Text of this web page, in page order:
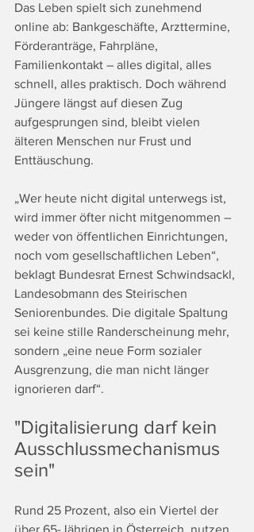
Das Leben spielt sich zunehmend
online ab: Bankgeschäfte, Arzttermine,
Förderanträge, Fahrpläne,
Familienkontakt – alles digital, alles
schnell, alles praktisch. Doch während
Jüngere längst auf diesen Zug
aufgesprungen sind, bleibt vielen
älteren Menschen nur Frust und
Enttäuschung.
„Wer heute nicht digital unterwegs ist,
wird immer öfter nicht mitgenommen –
weder von öffentlichen Einrichtungen,
noch vom gesellschaftlichen Leben“,
beklagt Bundesrat Ernest Schwindsackl,
Landesobmann des Steirischen
Seniorenbundes. Die digitale Spaltung
sei keine stille Randerscheinung mehr,
sondern „eine neue Form sozialer
Ausgrenzung, die man nicht länger
ignorieren darf“.
"Digitalisierung darf kein
Ausschlussmechanismus
sein"
Rund 25 Prozent, also ein Viertel der